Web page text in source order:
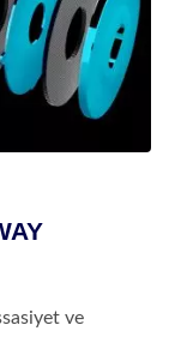
ve